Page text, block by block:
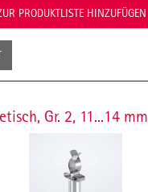
PRODUKTLISTE HINZUFÜGEN
Gr. 2, 11...14 mm